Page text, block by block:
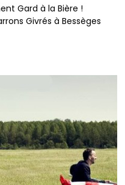
Gard à la Bière !
Givrés à Bessèges